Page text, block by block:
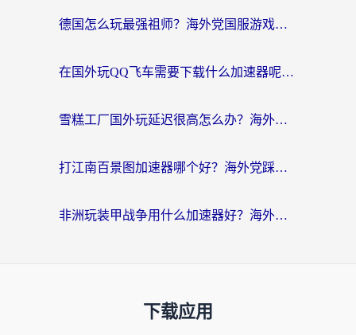
德国怎么玩最强祖师？海外党国服游戏加速器选择全攻略（附宝可梦Online实测）
在国外玩QQ飞车需要下载什么加速器呢？海外党亲测有效的国服游戏加速指南
雪糕工厂国外玩延迟很高怎么办？海外玩家国服游戏加速终极攻略（附实测推荐）
打江南百景图加速器哪个好？海外党踩坑N次后，终于找到不卡的秘诀
非洲玩装甲战争用什么加速器好？海外党亲测有效的国服游戏加速方案
下载应用